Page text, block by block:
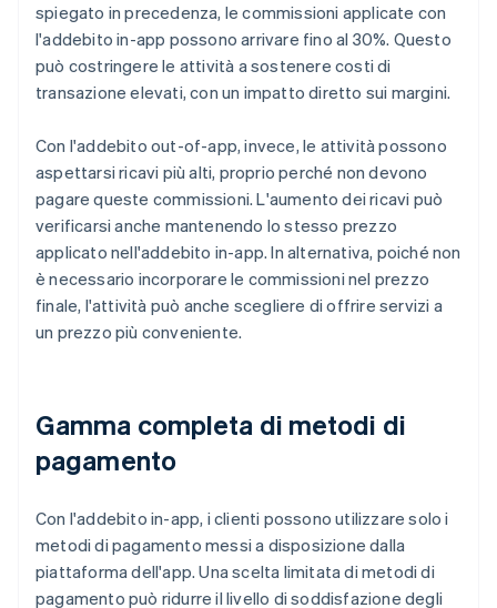
spiegato in precedenza, le commissioni applicate con
l'addebito in-app possono arrivare fino al 30%. Questo
può costringere le attività a sostenere costi di
transazione elevati, con un impatto diretto sui margini.
Con l'addebito out-of-app, invece, le attività possono
aspettarsi ricavi più alti, proprio perché non devono
pagare queste commissioni. L'aumento dei ricavi può
verificarsi anche mantenendo lo stesso prezzo
applicato nell'addebito in-app. In alternativa, poiché non
è necessario incorporare le commissioni nel prezzo
finale, l'attività può anche scegliere di offrire servizi a
un prezzo più conveniente.
Gamma completa di metodi di
pagamento
Con l'addebito in-app, i clienti possono utilizzare solo i
metodi di pagamento messi a disposizione dalla
piattaforma dell'app. Una scelta limitata di metodi di
pagamento può ridurre il livello di soddisfazione degli